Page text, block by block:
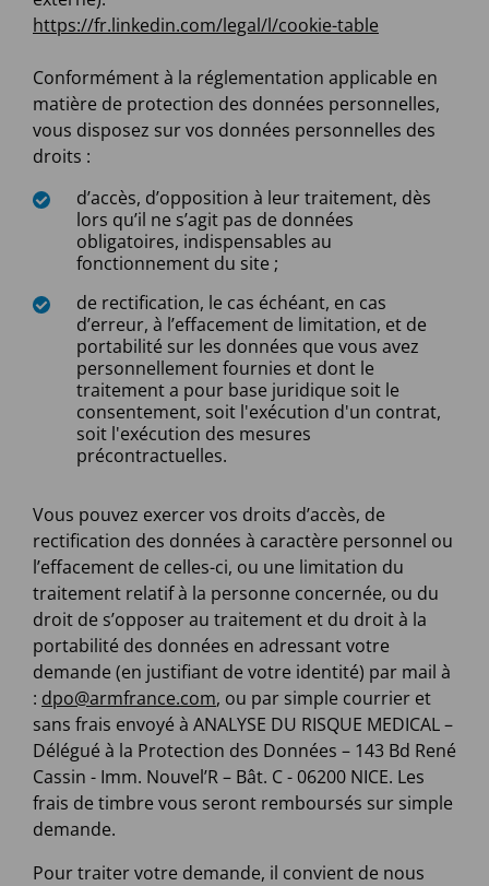
https://fr.linkedin.com/legal/l/cookie-table
Conformément à la réglementation applicable en
matière de protection des données personnelles,
vous disposez sur vos données personnelles des
droits :
d’accès, d’opposition à leur traitement, dès
lors qu’il ne s’agit pas de données
obligatoires, indispensables au
fonctionnement du site ;
de rectification, le cas échéant, en cas
d’erreur, à l’effacement de limitation, et de
portabilité sur les données que vous avez
personnellement fournies et dont le
traitement a pour base juridique soit le
consentement, soit l'exécution d'un contrat,
soit l'exécution des mesures
précontractuelles.
Vous pouvez exercer vos droits d’accès, de
rectification des données à caractère personnel ou
l’effacement de celles-ci, ou une limitation du
traitement relatif à la personne concernée, ou du
droit de s’opposer au traitement et du droit à la
portabilité des données en adressant votre
demande (en justifiant de votre identité) par mail à
: dpo@armfrance.com, ou par simple courrier et
sans frais envoyé à ANALYSE DU RISQUE MEDICAL –
Délégué à la Protection des Données – 143 Bd René
Cassin - Imm. Nouvel’R – Bât. C - 06200 NICE. Les
frais de timbre vous seront remboursés sur simple
demande.
Pour traiter votre demande, il convient de nous